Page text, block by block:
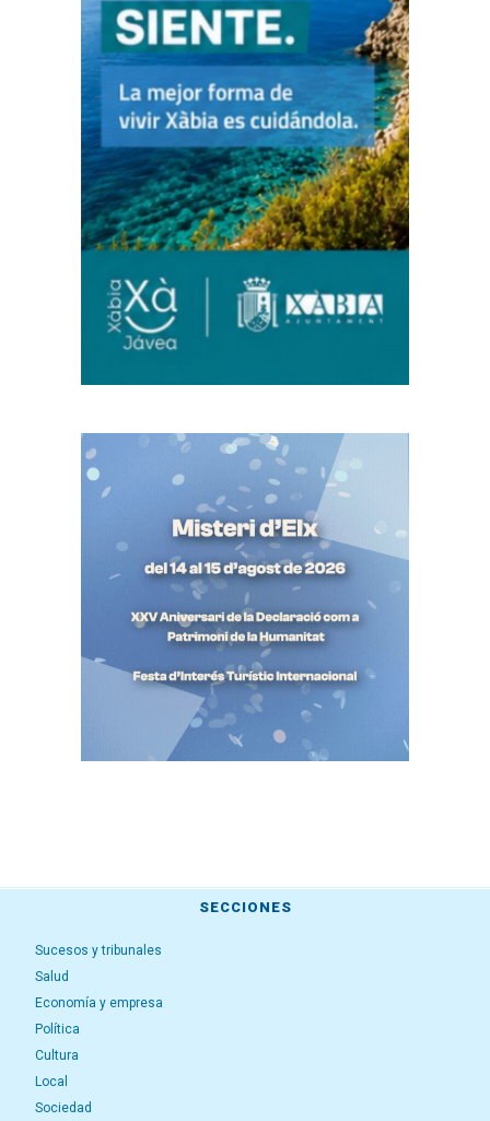
SECCIONES
Sucesos y tribunales
Salud
Economía y empresa
Política
Cultura
Local
Sociedad